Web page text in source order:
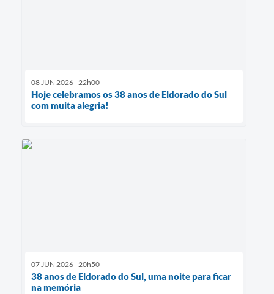
08 JUN 2026 - 22h00
Hoje celebramos os 38 anos de Eldorado do Sul
com muita alegria!
07 JUN 2026 - 20h50
38 anos de Eldorado do Sul, uma noite para ficar
na memória